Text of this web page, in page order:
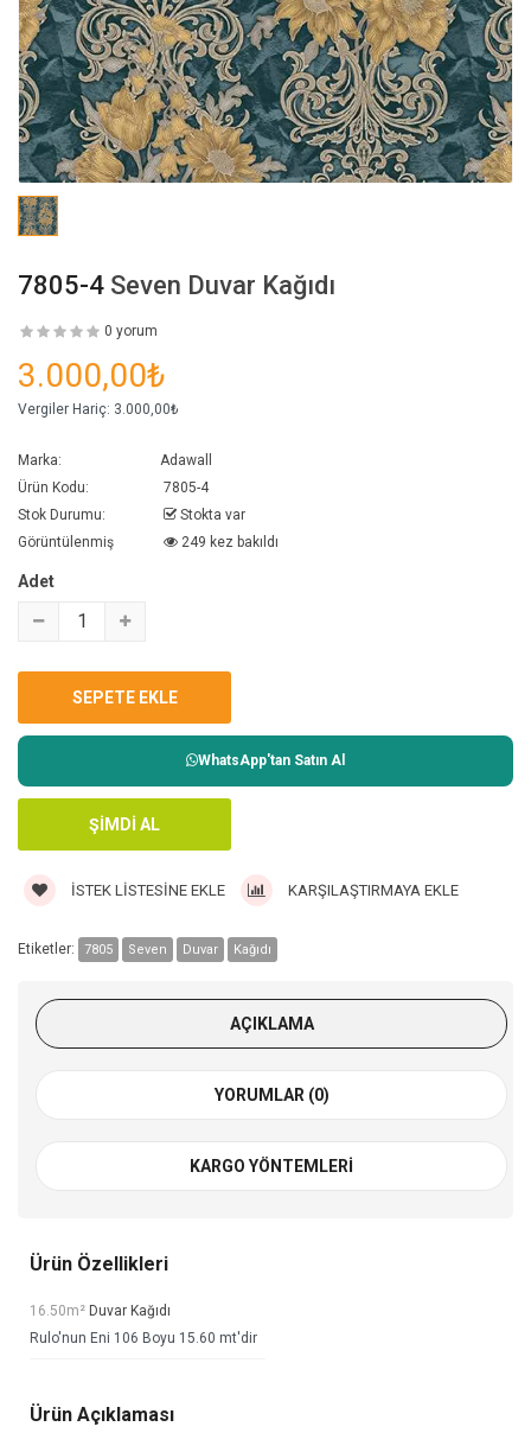
7805-4 Seven Duvar Kağıdı
0 yorum
3.000,00₺
Vergiler Hariç: 3.000,00₺
Marka:
Adawall
Ürün Kodu:
7805-4
Stok Durumu:
Stokta var
Görüntülenmiş
249 kez bakıldı
Adet
WhatsApp'tan Satın Al
İSTEK LISTESINE EKLE KARŞILAŞTIRMAYA EKLE
Etiketler: 7805 Seven Duvar Kağıdı
AÇIKLAMA
YORUMLAR (0)
KARGO YÖNTEMLERI
Ürün Özellikleri
16.50m² Duvar Kağıdı
Rulo'nun Eni 106 Boyu 15.60 mt'dir
Ürün Açıklaması